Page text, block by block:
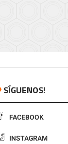
SÍGUENOS!
FACEBOOK
INSTAGRAM